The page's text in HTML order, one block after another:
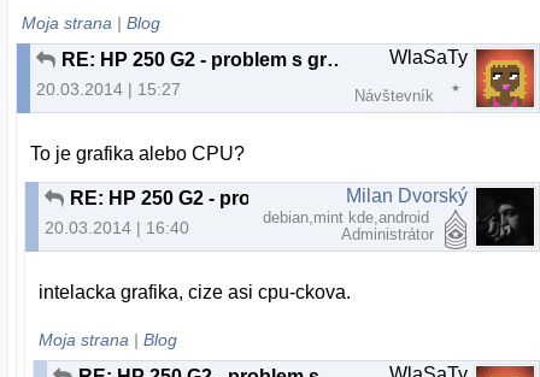
Moja strana |Blog
RE: HP 250 G2 - problem s grafikou
20.03.2014 | 15:27
WlaSaTy
Návštevník
To je grafika alebo CPU?
20.03.2014 | 16:40
Milan Dvorský
debian,mint kde,android
Administrátor
intelacka grafika, cize asi cpu-ckova.
Moja strana |Blog